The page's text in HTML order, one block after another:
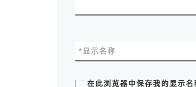
显示名称
*
在此浏览器中保存我的显示